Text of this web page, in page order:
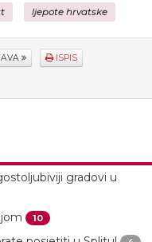
ljepote hrvatske
ISPIS
gradovi u
10